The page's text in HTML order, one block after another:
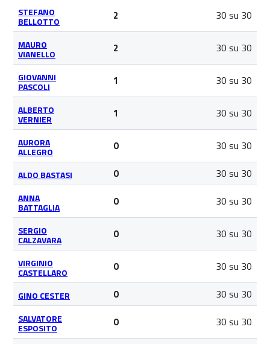
STEFANO
BELLOTTO 2 30 su 30
MAURO
VIANELLO 2 30 su 30
GIOVANNI
PASCOLI 1 30 su 30
ALBERTO
VERNIER 1 30 su 30
AURORA
ALLEGRO 0 30 su 30
ALDO BASTASI 0 30 su 30
ANNA
BATTAGLIA 0 30 su 30
SERGIO
CALZAVARA 0 30 su 30
VIRGINIO
CASTELLARO 0 30 su 30
GINO CESTER 0 30 su 30
SALVATORE
ESPOSITO 0 30 su 30